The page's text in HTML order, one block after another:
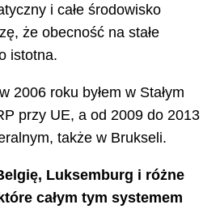
i całe środowisko
że obecność na stałe
istotna.
2006 roku byłem w Stałym
przy UE, a od 2009 do 2013
także w Brukseli.
Luksemburg i różne
całym tym systemem